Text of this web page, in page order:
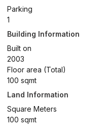
Parking
1
Building Information
Built on
2003
Floor area (Total)
100 sqmt
Land Information
Square Meters
100 sqmt